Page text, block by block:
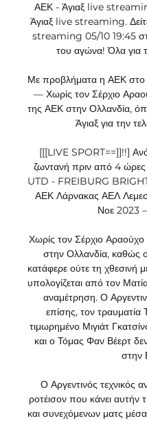
ΑΕΚ - Άγιαξ live
Άγιαξ live streaming.
streaming 05/10 19:45
του αγώνα! Όλα για
Με προβλήματα η ΑΕΚ στο
— Χωρίς τον Σέρχιο
της ΑΕΚ στην Ολλανδία,
Άγιαξ για την
[[[LIVE SPORT==]]!!]
ζωντανή πριν από 4
UTD - FREIBURG
ΑΕΚ Λάρνακας ΑΕΛ
Νοε 2023
Χωρίς τον Σέρχιο
στην Ολλανδία, καθώς ο
κατάφερε ούτε τη χθεσινή
υπολογίζεται από τον
αναμέτρηση. Ο
επίσης, τον τραυματία
τιμωρημένο Μιγιάτ
και ο Τόμας Φαν Βέερτ
στην
Ο Αργεντινός τεχνικός
ροτέισον που κάνει
και συνεχόμενων ματς